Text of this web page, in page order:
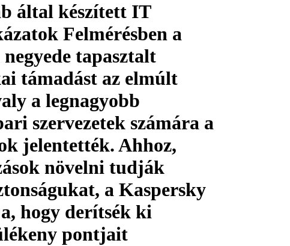
által készített IT
Felmérésben a
tapasztalt
támadást az elmúlt
a legnagyobb
szervezetek számára a
jelentették. Ahhoz,
növelni tudják
a Kaspersky
hogy derítsék ki
pontjait